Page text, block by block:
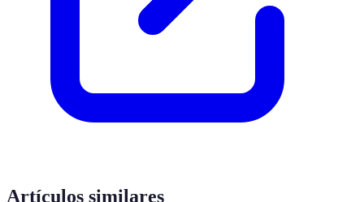
Artículos similares